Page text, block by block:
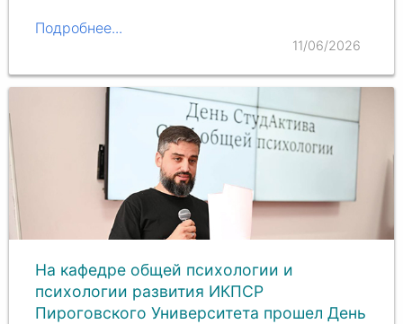
Подробнее...
11/06/2026
На кафедре общей психологии и
психологии развития ИКПСР
Пироговского Университета прошел День